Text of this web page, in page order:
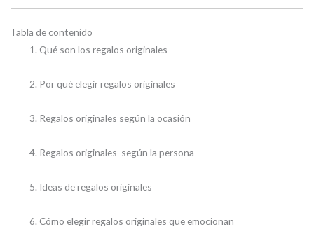
Tabla de contenido
Qué son los regalos originales
Por qué elegir regalos originales
Regalos originales según la ocasión
Regalos originales según la persona
Ideas de regalos originales
Cómo elegir regalos originales que emocionan